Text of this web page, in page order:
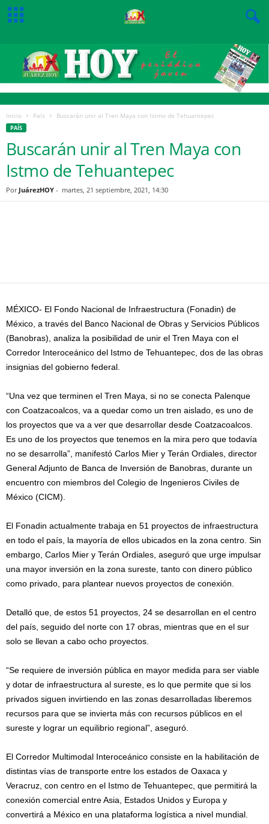
Inicio País Buscarán unir al Tren Maya con Istmo de Tehuantepec
PAÍS
Buscarán unir al Tren Maya con
Istmo de Tehuantepec
Por JuárezHOY - martes, 21 septiembre, 2021, 14:30
MÉXICO- El Fondo Nacional de Infraestructura (Fonadin) de
México, a través del Banco Nacional de Obras y Servicios Públicos
(Banobras), analiza la posibilidad de unir el Tren Maya con el
Corredor Interoceánico del Istmo de Tehuantepec, dos de las obras
insignias del gobierno federal.
“Una vez que terminen el Tren Maya, si no se conecta Palenque
con Coatzacoalcos, va a quedar como un tren aislado, es uno de
los proyectos que va a ver que desarrollar desde Coatzacoalcos.
Es uno de los proyectos que tenemos en la mira pero que todavía
no se desarrolla”, manifestó Carlos Mier y Terán Ordiales, director
General Adjunto de Banca de Inversión de Banobras, durante un
encuentro con miembros del Colegio de Ingenieros Civiles de
México (CICM).
El Fonadin actualmente trabaja en 51 proyectos de infraestructura
en todo el país, la mayoría de ellos ubicados en la zona centro. Sin
embargo, Carlos Mier y Terán Ordiales, aseguró que urge impulsar
una mayor inversión en la zona sureste, tanto con dinero público
como privado, para plantear nuevos proyectos de conexión.
Detalló que, de estos 51 proyectos, 24 se desarrollan en el centro
del país, seguido del norte con 17 obras, mientras que en el sur
solo se llevan a cabo ocho proyectos.
“Se requiere de inversión pública en mayor medida para ser viable
y dotar de infraestructura al sureste, es lo que permite que si los
privados siguen invirtiendo en las zonas desarrolladas liberemos
recursos para que se invierta más con recursos públicos en el
sureste y lograr un equilibrio regional”, aseguró.
El Corredor Multimodal Interoceánico consiste en la habilitación de
distintas vías de transporte entre los estados de Oaxaca y
Veracruz, con centro en el Istmo de Tehuantepec, que permitirá la
conexión comercial entre Asia, Estados Unidos y Europa y
convertirá a México en una plataforma logística a nivel mundial.